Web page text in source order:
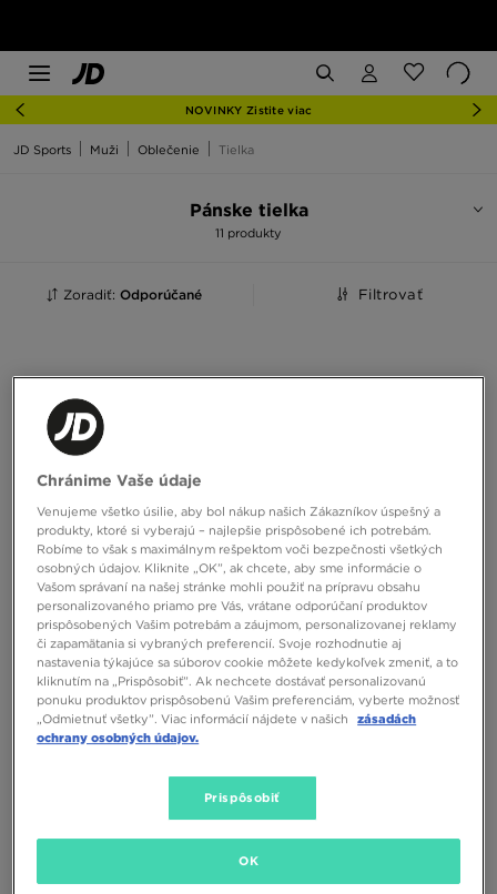
NOVINKY Zistite viac
JD Sports Muži Oblečenie Tielka
Pánske tielka
11 produkty
Zoradiť: Odporúčané Filtrovať
ADIDAS TRIČKO TREFOIL
ESSENTAILS SLEEVELESS
25,00 €
ONLY AT
ADIDAS TRIČKO TREFOIL
ESSENTAILS SLEEVELESS
Chránime Vaše údaje
Venujeme všetko úsilie, aby bol nákup našich Zákazníkov úspešný a
produkty, ktoré si vyberajú – najlepšie prispôsobené ich potrebám.
Robíme to však s maximálnym rešpektom voči bezpečnosti všetkých
osobných údajov. Kliknite „OK”, ak chcete, aby sme informácie o
Vašom správaní na našej stránke mohli použiť na prípravu obsahu
personalizovaného priamo pre Vás, vrátane odporúčaní produktov
prispôsobených Vašim potrebám a záujmom, personalizovanej reklamy
či zapamätania si vybraných preferencií. Svoje rozhodnutie aj
nastavenia týkajúce sa súborov cookie môžete kedykoľvek zmeniť, a to
kliknutím na „Prispôsobiť”. Ak nechcete dostávať personalizovanú
ponuku produktov prispôsobenú Vašim preferenciám, vyberte možnosť
„Odmietnuť všetky”. Viac informácií nájdete v našich
zásadách
ochrany osobných údajov.
Prispôsobiť
OK